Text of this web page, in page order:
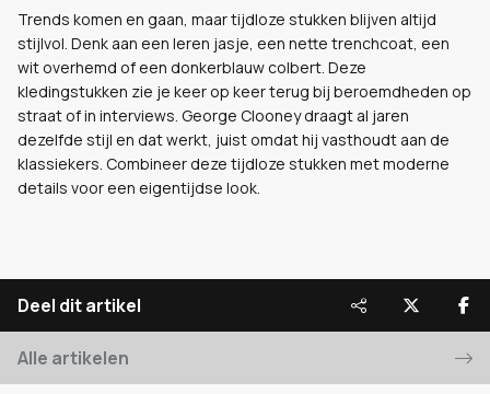
Trends komen en gaan, maar tijdloze stukken blijven altijd
stijlvol. Denk aan een leren jasje, een nette trenchcoat, een
wit overhemd of een donkerblauw colbert. Deze
kledingstukken zie je keer op keer terug bij beroemdheden op
straat of in interviews. George Clooney draagt al jaren
dezelfde stijl en dat werkt, juist omdat hij vasthoudt aan de
klassiekers. Combineer deze tijdloze stukken met moderne
details voor een eigentijdse look.
Deel dit artikel
Alle artikelen